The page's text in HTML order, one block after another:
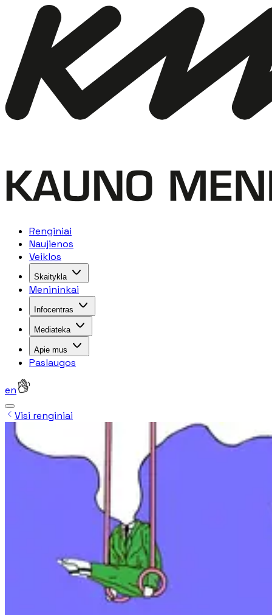
Renginiai
Naujienos
Veiklos
Skaitykla
Menininkai
Infocentras
Mediateka
Apie mus
Paslaugos
en
Visi renginiai